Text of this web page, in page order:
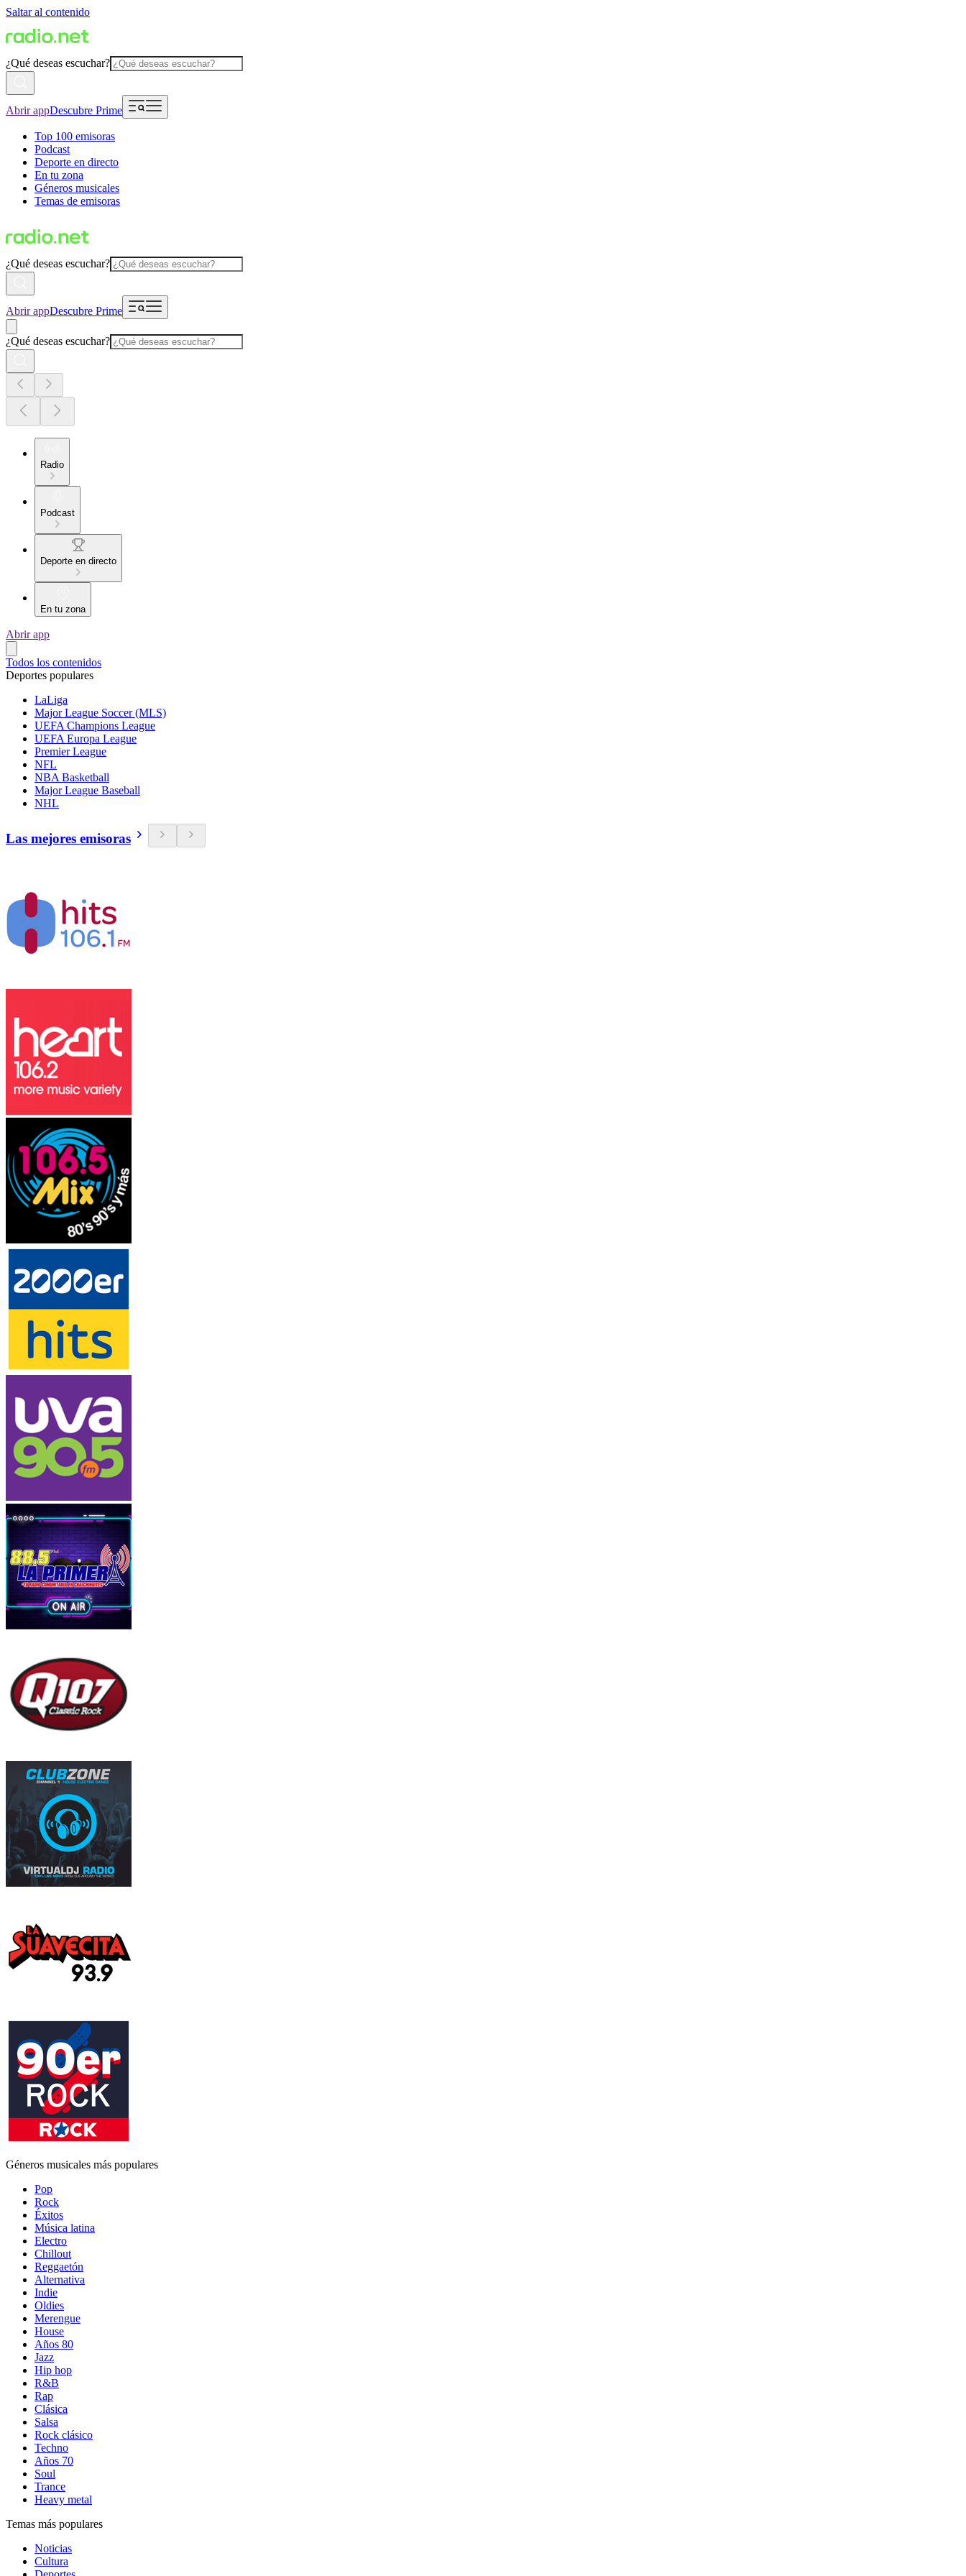
Saltar al contenido
¿Qué deseas escuchar?
Abrir appDescubre Prime
Top 100 emisoras
Podcast
Deporte en directo
En tu zona
Géneros musicales
Temas de emisoras
¿Qué deseas escuchar?
Abrir appDescubre Prime
¿Qué deseas escuchar?
Radio
Podcast
Deporte en directo
En tu zona
Abrir app
Todos los contenidos
Deportes populares
LaLiga
Major League Soccer (MLS)
UEFA Champions League
UEFA Europa League
Premier League
NFL
NBA Basketball
Major League Baseball
NHL
Las mejores emisoras
Géneros musicales más populares
Pop
Rock
Éxitos
Música latina
Electro
Chillout
Reggaetón
Alternativa
Indie
Oldies
Merengue
House
Años 80
Jazz
Hip hop
R&B
Rap
Clásica
Salsa
Rock clásico
Techno
Años 70
Soul
Trance
Heavy metal
Temas más populares
Noticias
Cultura